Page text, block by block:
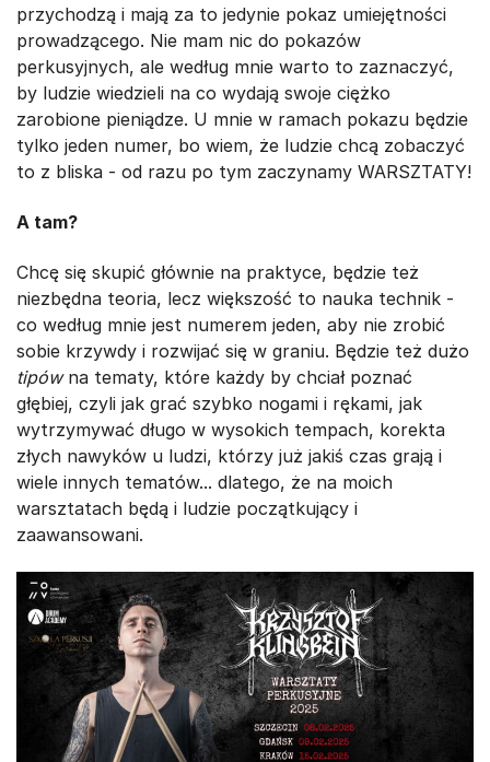
przychodzą i mają za to jedynie pokaz umiejętności
prowadzącego. Nie mam nic do pokazów
perkusyjnych, ale według mnie warto to zaznaczyć,
by ludzie wiedzieli na co wydają swoje ciężko
zarobione pieniądze. U mnie w ramach pokazu będzie
tylko jeden numer, bo wiem, że ludzie chcą zobaczyć
to z bliska - od razu po tym zaczynamy WARSZTATY!
A tam?
Chcę się skupić głównie na praktyce, będzie też
niezbędna teoria, lecz większość to nauka technik -
co według mnie jest numerem jeden, aby nie zrobić
sobie krzywdy i rozwijać się w graniu. Będzie też dużo
tipówna tematy, które każdy by chciał poznać
głębiej, czyli jak grać szybko nogami i rękami, jak
wytrzymywać długo w wysokich tempach, korekta
złych nawyków u ludzi, którzy już jakiś czas grają i
wiele innych tematów... dlatego, że na moich
warsztatach będą i ludzie początkujący i
zaawansowani.